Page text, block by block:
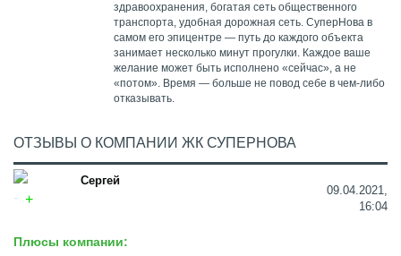
здравоохранения, богатая сеть общественного
транспорта, удобная дорожная сеть. СуперНова в
самом его эпицентре — путь до каждого объекта
занимает несколько минут прогулки. Каждое ваше
желание может быть исполнено «сейчас», а не
«потом». Время — больше не повод себе в чем-либо
отказывать.
ОТЗЫВЫ О КОМПАНИИ ЖК СУПЕРНОВА
Сергей
09.04.2021,
16:04
Плюсы компании: